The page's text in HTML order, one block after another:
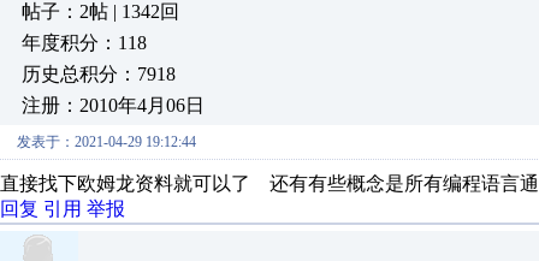
帖子：2帖 | 1342回
年度积分：118
历史总积分：7918
注册：2010年4月06日
发表于：2021-04-29 19:12:44
直接找下欧姆龙资料就可以了 还有有些概念是所有编程语言
回复 引用 举报